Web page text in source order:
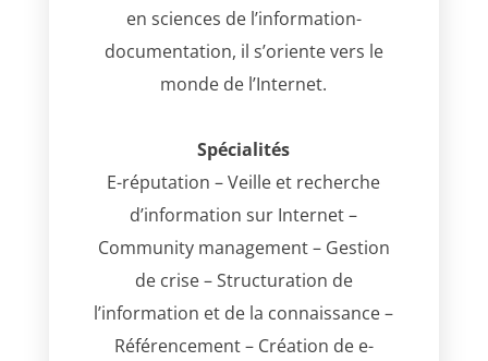
en sciences de l’information-
documentation, il s’oriente vers le
monde de l’Internet.
Spécialités
E-réputation – Veille et recherche
d’information sur Internet –
Community management – Gestion
de crise – Structuration de
l’information et de la connaissance –
Référencement – Création de e-